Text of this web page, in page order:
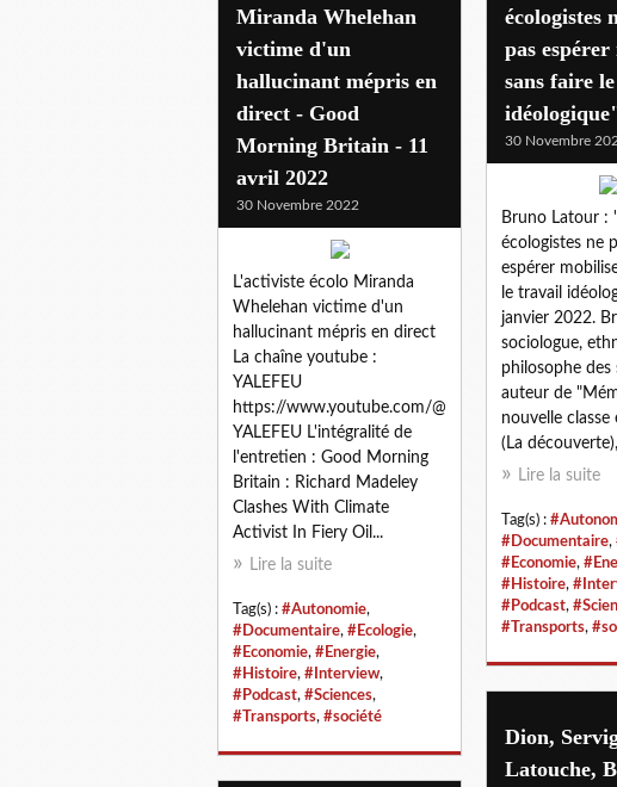
Miranda Whelehan
victime d'un
hallucinant mépris en
direct - Good
Morning Britain - 11
avril 2022
30 Novembre 2022
L'activiste écolo Miranda
Whelehan victime d'un
hallucinant mépris en direct
La chaîne youtube :
YALEFEU
https://www.youtube.com/@
YALEFEU L'intégralité de
l'entretien : Good Morning
Britain : Richard Madeley
Clashes With Climate
Activist In Fiery Oil...
Lire la suite
Tag(s) : #Autonomie,
#Documentaire, #Ecologie,
#Economie, #Energie,
#Histoire, #Interview,
#Podcast, #Sciences,
#Transports, #société
écologistes
pas
sans faire
30 Novembre
Bruno Latour :
écologistes ne
espérer
le travail
janvier 2022.
sociologue,
philosophe des
auteur de
nouvelle classe
(La
Lire la suite
Tag(s) :
#Documentaire,
#Economie,
#Histoire,
#Podcast,
#Transports,
Dion,
Latouche,